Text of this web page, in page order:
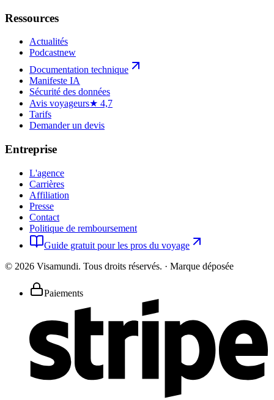
Ressources
Actualités
Podcastnew
Documentation technique
Manifeste IA
Sécurité des données
Avis voyageurs★ 4,7
Tarifs
Demander un devis
Entreprise
L'agence
Carrières
Affiliation
Presse
Contact
Politique de remboursement
Guide gratuit pour les pros du voyage
© 2026 Visamundi. Tous droits réservés. · Marque déposée
Paiements